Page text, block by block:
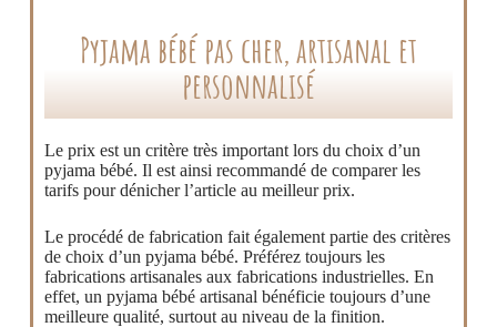
Pyjama bébé pas cher, artisanal et
personnalisé
Le prix est un critère très important lors du choix d’un
pyjama bébé. Il est ainsi recommandé de comparer les
tarifs pour dénicher l’article au meilleur prix.
Le procédé de fabrication fait également partie des critères
de choix d’un pyjama bébé. Préférez toujours les
fabrications artisanales aux fabrications industrielles. En
effet, un pyjama bébé artisanal bénéficie toujours d’une
meilleure qualité, surtout au niveau de la finition.